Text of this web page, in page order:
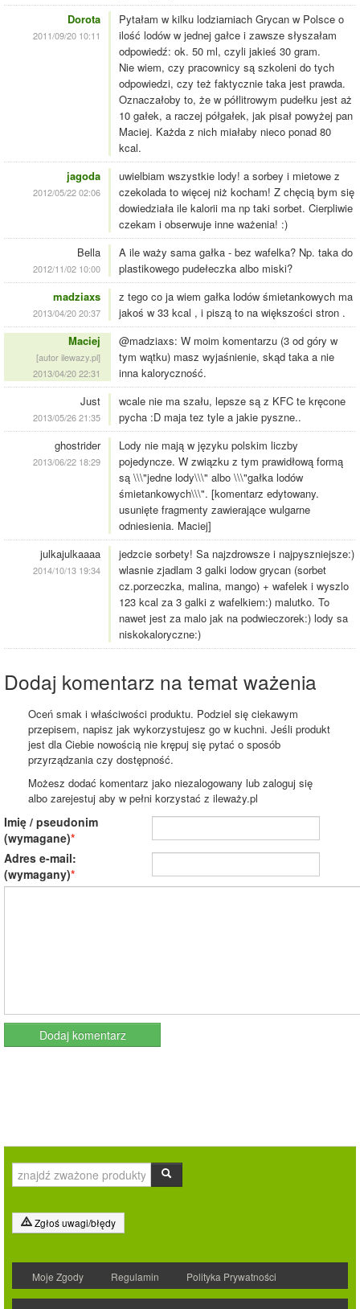
Dorota
2011/09/20 10:11
Pytałam w kilku lodziarniach Grycan w Polsce o
ilość lodów w jednej gałce i zawsze słyszałam
odpowiedź: ok. 50 ml, czyli jakieś 30 gram.
Nie wiem, czy pracownicy są szkoleni do tych
odpowiedzi, czy też faktycznie taka jest prawda.
Oznaczałoby to, że w półlitrowym pudełku jest aż
10 gałek, a raczej półgałek, jak pisał powyżej pan
Maciej. Każda z nich miałaby nieco ponad 80
kcal.
jagoda
2012/05/22 02:06
uwielbiam wszystkie lody! a sorbey i mietowe z
czekolada to więcej niż kocham! Z chęcią bym się
dowiedziała ile kalorii ma np taki sorbet. Cierpliwie
czekam i obserwuje inne ważenia! :)
Bella
2012/11/02 10:00
A ile waży sama gałka - bez wafelka? Np. taka do
plastikowego pudełeczka albo miski?
madziaxs
2013/04/20 20:37
z tego co ja wiem gałka lodów śmietankowych ma
jakoś w 33 kcal , i piszą to na większości stron .
Maciej
[autor ilewazy.pl]
2013/04/20 22:31
@madziaxs: W moim komentarzu (3 od góry w
tym wątku) masz wyjaśnienie, skąd taka a nie
inna kaloryczność.
Just
2013/05/26 21:35
wcale nie ma szału, lepsze są z KFC te kręcone
pycha :D maja tez tyle a jakie pyszne..
ghostrider
2013/06/22 18:29
Lody nie mają w języku polskim liczby
pojedyncze. W związku z tym prawidłową formą
są \\\"jedne lody\\\" albo \\\"gałka lodów
śmietankowych\\\". [komentarz edytowany.
usunięte fragmenty zawierające wulgarne
odniesienia. Maciej]
julkajulkaaaa
2014/10/13 19:34
jedzcie sorbety! Sa najzdrowsze i najpyszniejsze:)
wlasnie zjadlam 3 galki lodow grycan (sorbet
cz.porzeczka, malina, mango) + wafelek i wyszlo
123 kcal za 3 galki z wafelkiem:) malutko. To
nawet jest za malo jak na podwieczorek:) lody sa
niskokaloryczne:)
Dodaj komentarz na temat ważenia
Oceń smak i właściwości produktu. Podziel się ciekawym
przepisem, napisz jak wykorzystujesz go w kuchni. Jeśli produkt
jest dla Ciebie nowością nie krępuj się pytać o sposób
przyrządzania czy dostępność.
Możesz dodać komentarz jako niezalogowany lub zaloguj się
albo zarejestuj aby w pełni korzystać z ileważy.pl
Imię / pseudonim
(wymagane)
Adres e-mail:
(wymagany)
Zgłoś uwagi/błędy
Moje Zgody Regulamin Polityka Prywatności